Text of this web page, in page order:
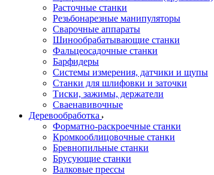
Расточные станки
Резьбонарезные манипуляторы
Сварочные аппараты
Шинообрабатывающие станки
Фальцеосадочные станки
Барфидеры
Системы измерения, датчики и щупы
Станки для шлифовки и заточки
Тиски, зажимы, держатели
Cваенавивочные
Деревообработка
Форматно-раскроечные станки
Кромкооблицовочные станки
Бревнопильные станки
Брусующие станки
Валковые прессы